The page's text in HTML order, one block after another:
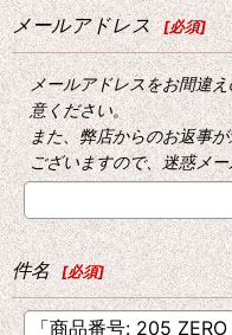
メールアドレス [必須]
メールアドレスをお間違
意ください。
また、弊店からのお返事
ございますので、迷惑メ
件名 [必須]